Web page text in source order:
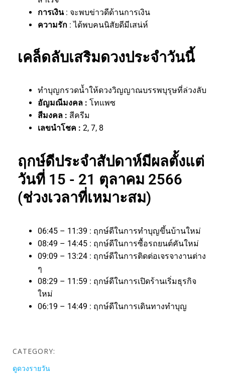
การเงิน : จะพบข่าวดีด้านการเงิน
ความรัก : ได้พบคนนิสัยดีมีเสน่ห์
เคล็ดลับเสริมดวงประจำวันนี้
ทำบุญกรวดน้ำให้ดวงวิญญาณบรรพบุรุษที่ล่วงลับ
อัญมณีมงคล : โทแพซ
สีมงคล : สีครีม
เลขนำโชค : 2, 7, 8
ฤกษ์ดีประจำสัปดาห์มีผลตั้งแต่
วันที่ 15 - 21 ตุลาคม 2566
(ช่วงเวลาที่เหมาะสม)
06:45 – 11:39 : ฤกษ์ดีในการทำบุญขึ้นบ้านใหม่
08:49 – 14:45 : ฤกษ์ดีในการซื้อรถยนต์คันใหม่
09:09 – 13:24 : ฤกษ์ดีในการติดต่อเจรจางานต่าง
ๆ
08:29 – 11:59 : ฤกษ์ดีในการเปิดร้านเริ่มธุรกิจ
ใหม่
06:19 – 14:49 : ฤกษ์ดีในการเดินทางทำบุญ
CATEGORY:
ดูดวงรายวัน